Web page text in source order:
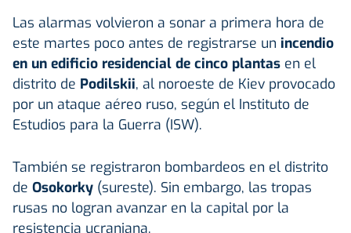
Las alarmas volvieron a sonar a primera hora de
este martes poco antes de registrarse un incendio
en un edificio residencial de cinco plantas en el
distrito de Podilskii, al noroeste de Kiev provocado
por un ataque aéreo ruso, según el Instituto de
Estudios para la Guerra (ISW).
También se registraron bombardeos en el distrito
de Osokorky (sureste). Sin embargo, las tropas
rusas no logran avanzar en la capital por la
resistencia ucraniana.